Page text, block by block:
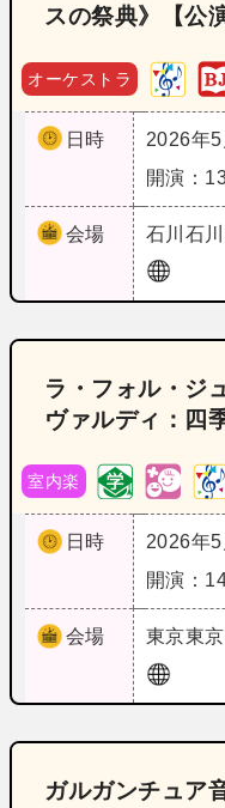
スの祭典》【公
オーケストラ
日時
2026年5
開演：
会場 石川 石
ラ・フォル・ジ
ヴァルディ：四
室内楽
日時
2026年5
開演：
会場 東京東
ガルガンチュア